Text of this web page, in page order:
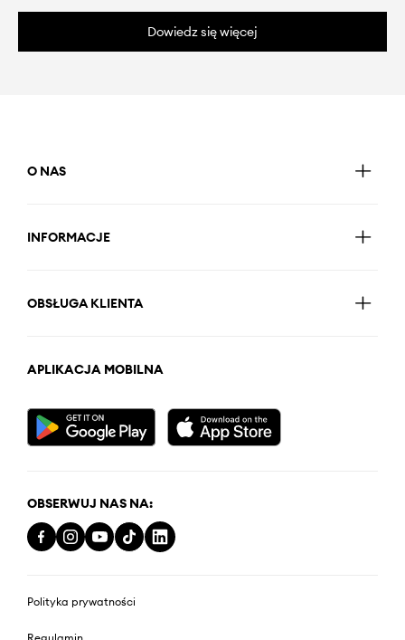
Dowiedz się więcej
O NAS
INFORMACJE
OBSŁUGA KLIENTA
APLIKACJA MOBILNA
OBSERWUJ NAS NA:
Polityka prywatności